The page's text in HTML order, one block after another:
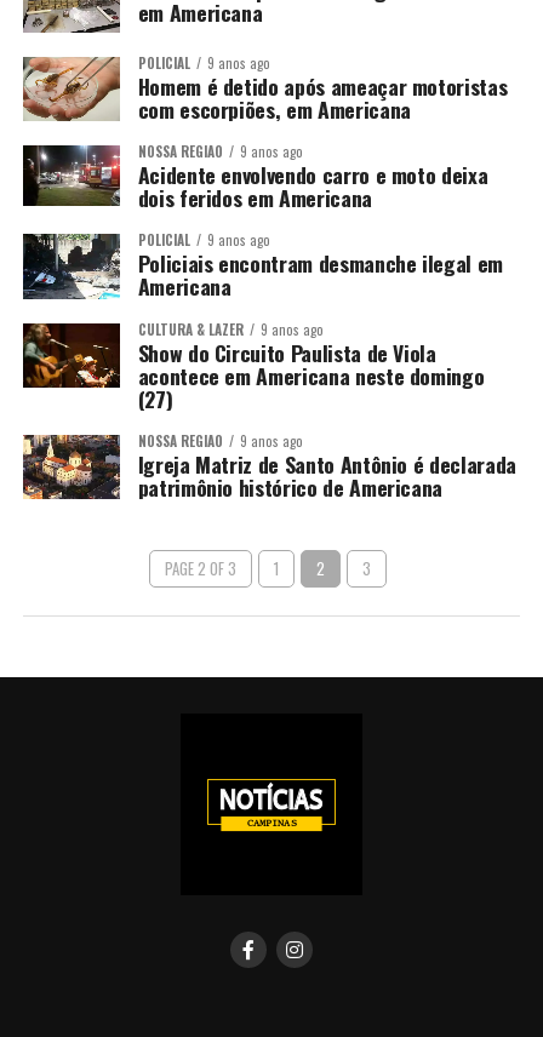
em Americana
POLICIAL 9 anos ago
Homem é detido após ameaçar motoristas
com escorpiões, em Americana
NOSSA REGIÃO 9 anos ago
Acidente envolvendo carro e moto deixa
dois feridos em Americana
POLICIAL 9 anos ago
Policiais encontram desmanche ilegal em
Americana
CULTURA & LAZER 9 anos ago
Show do Circuito Paulista de Viola
acontece em Americana neste domingo
(27)
NOSSA REGIÃO 9 anos ago
Igreja Matriz de Santo Antônio é declarada
patrimônio histórico de Americana
PAGE 2 OF 3 1 2 3